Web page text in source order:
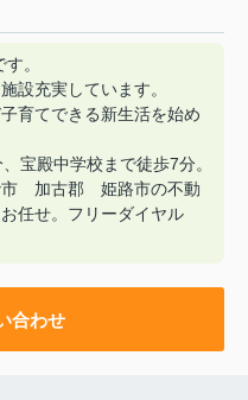
。
設充実しています。
育てできる新生活を始め
宝殿中学校まで徒歩7分。
加古郡 姫路市の不動
せ。フリーダイヤル
合わせ